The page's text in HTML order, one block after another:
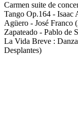
Carmen suite de
Tango Op.164 -
Agüero - José Franco
Zapateado - Pablo de
La Vida Breve :
Desplantes)